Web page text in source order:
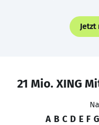
21 Mio. XING
A B C D E F G